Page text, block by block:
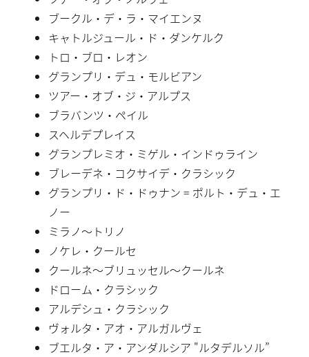
ブークル・デ・ラ・マイエンヌ
キャトルジュール・ド・ダンケルク
トロ・ブロ・レオン
グランプリ・デュ・モルビアン
ツアー・オブ・ジ・アルプス
ブラバンツ・ペイル
スヘルデプレイス
グランプレミオ・ミゲル・インドゥライン
ブレーデネ・コクサイデ・クラシック
グランプリ・ド・ドゥナン = ポルト・デュ・エ
ノー
ミラノ〜トリノ
ノケレ・クールセ
クールネ〜ブリュッセル〜クールネ
ドローム・クラシック
アルデシュ・クラシック
ヴォルタ・アオ・アルガルヴェ
ブエルタ・ア・アンダルシア "ルタデルソル”